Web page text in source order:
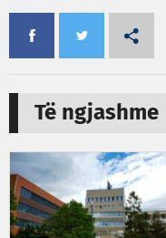
Të ngjashme